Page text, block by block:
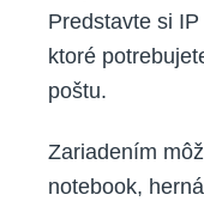
Predstavte si
ktoré
poštu.
Zariadením
notebook,